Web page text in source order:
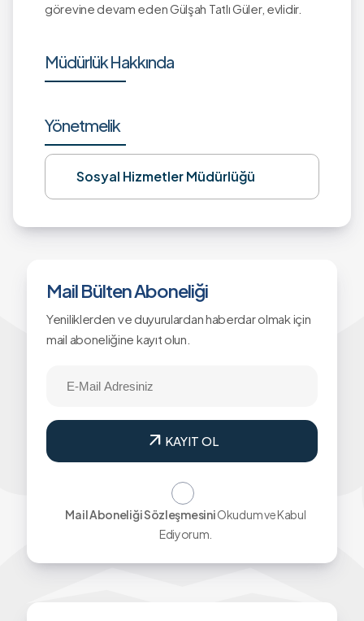
görevine devam eden Gülşah Tatlı Güler, evlidir.
Müdürlük Hakkında
Yönetmelik
Sosyal Hizmetler Müdürlüğü
Mail Bülten Aboneliği
Yeniliklerden ve duyurulardan haberdar olmak için
mail aboneliğine kayıt olun.
arrow_outward KAYIT OL
Mail Aboneliği SözleşmesiniOkudum ve Kabul
Ediyorum.